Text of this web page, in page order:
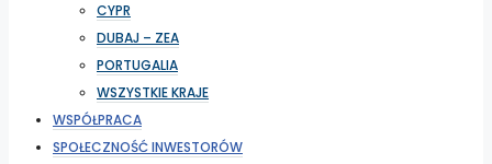
CYPR
DUBAJ – ZEA
PORTUGALIA
WSZYSTKIE KRAJE
WSPÓŁPRACA
SPOŁECZNOŚĆ INWESTORÓW